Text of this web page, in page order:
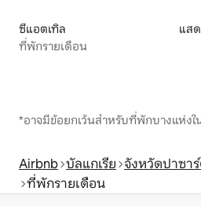
ซีแอตเทิล
ที่พักรายเดือน
แส
*อาจมีข้อยกเว้นสำหรับที่พักบางแห่ง
Airbnb บัลแกเรีย จังหวัดปาซา
ที่พักรายเดือน